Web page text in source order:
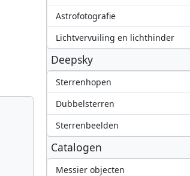
Astrofotografie
Lichtvervuiling en lichthinder
Deepsky
Sterrenhopen
Dubbelsterren
Sterrenbeelden
Catalogen
Messier objecten